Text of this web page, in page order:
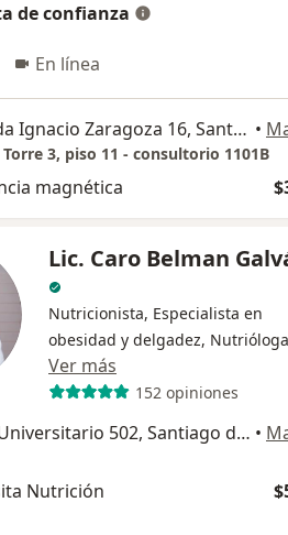
de confianza
En línea
Calle Privada Ignacio Zaragoza 16, Santiago de Querétaro •
Torre 3, piso 11 - consultorio 1101B
magnética
Lic. Caro Belman
Nutricionista, Especialista en
obesidad y delgadez, Nutrióloga
Ver más
152 opiniones
Boulevard Universitario 502, Santiago de Querétaro •
Nutrición